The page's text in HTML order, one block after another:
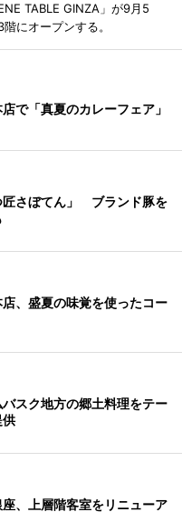
TABLE GINZA」が9月5
にオープンする。
で「真夏のカレーフェア」
匠さぼてん」 ブランド豚を
、盛夏の味覚を使ったコー
スク地方の郷土料理をテー
供
、上層階客室をリニューア